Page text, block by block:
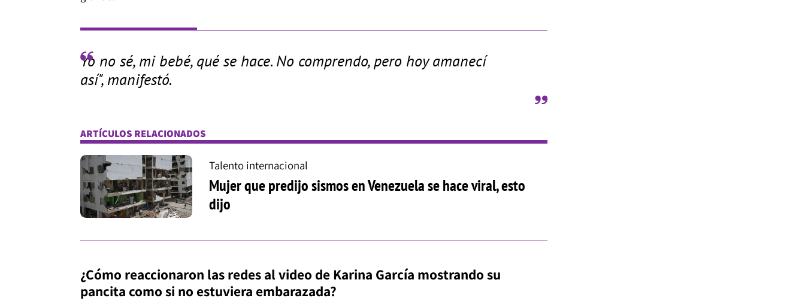
Yo no sé, mi bebé, qué se hace. No comprendo, pero hoy amanecí
así", manifestó.
ARTÍCULOS RELACIONADOS
Talento internacional
Mujer que predijo sismos en Venezuela se hace viral, esto
dijo
¿Cómo reaccionaron las redes al video de Karina García mostrando su
pancita como si no estuviera embarazada?